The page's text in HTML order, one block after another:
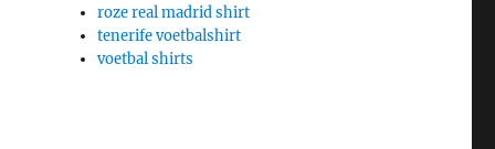
roze real madrid shirt
tenerife voetbalshirt
voetbal shirts